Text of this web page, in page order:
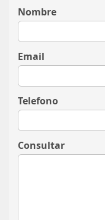
Nombre
Email
Telefono
Consultar